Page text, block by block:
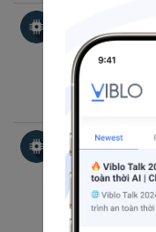
thg 3 14, 2020
Tìm hiểu
code review
4.4K 6
cmOs trong
thg 2 7, 2020
2 x (-2) = -4,
computer